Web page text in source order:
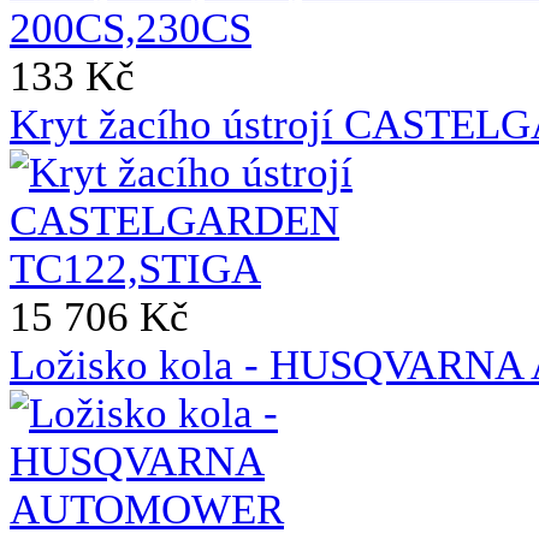
133 Kč
Kryt žacího ústrojí
15 706 Kč
Ložisko kola - HUSQVARNA